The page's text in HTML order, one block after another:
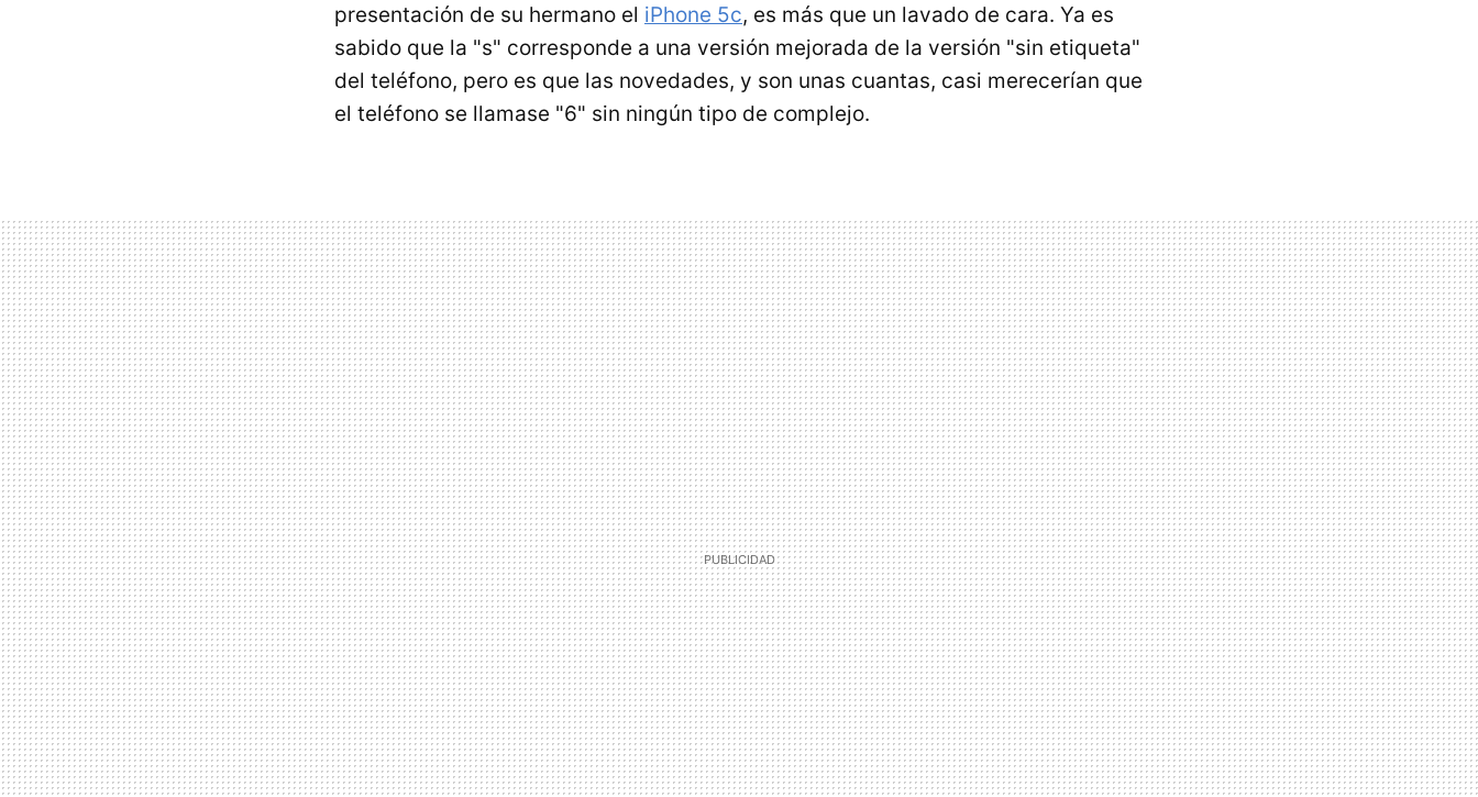
presentación de su hermano el iPhone 5c, es más que un lavado de cara. Ya es
sabido que la "s" corresponde a una versión mejorada de la versión "sin etiqueta"
del teléfono, pero es que las novedades, y son unas cuantas, casi merecerían que
el teléfono se llamase "6" sin ningún tipo de complejo.